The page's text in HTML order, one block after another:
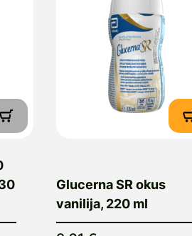
Glucerna SR okus
vanilija, 220 ml